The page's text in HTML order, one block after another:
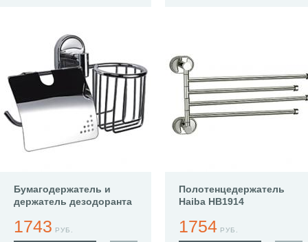
Бумагодержатель и
держатель дезодоранта
1743 РУБ.
Полотенцедержатель
Haiba HB1914
1754 РУБ.